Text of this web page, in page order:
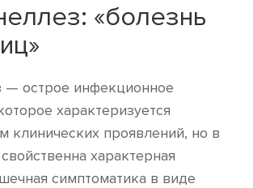
«болезнь
— острое инфекционное
характеризуется
клинических проявлений, но в
характерная
симптоматика в виде